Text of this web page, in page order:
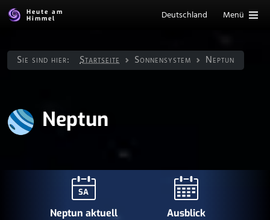
Heute am
Himmel
Deutschland Menü
Sie sind hier: Startseite Sonnen­system Neptun
Neptun
SA
Neptun aktuell Ausblick